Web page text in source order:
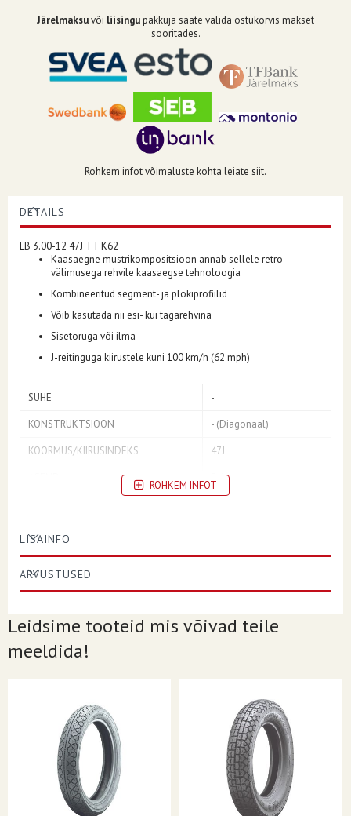
Järelmaksuvõi liisingupakkuja saate valida ostukorvis makset
sooritades.
Rohkem infot võimaluste kohta leiate siit.
DETAILS
LB 3.00-12 47J TT K62
Kaasaegne mustrikompositsioon annab sellele retro
välimusega rehvile kaasaegse tehnoloogia
Kombineeritud segment- ja plokiprofiilid
Võib kasutada nii esi- kui tagarehvina
Sisetoruga või ilma
J-reitinguga kiirustele kuni 100 km/h (62 mph)
SUHE
-
KONSTRUKTSIOON
- (Diagonaal)
KOORMUS/KIIRUSINDEKS
47J
Esi
REHVI SUURUS
3.00-12
TOOTENIMI
Rehv
KÜLJESEIN
Must sein
ROHKEM INFOT
LISAINFO
ARVUSTUSED
Leidsime tooteid mis võivad teile
meeldida!